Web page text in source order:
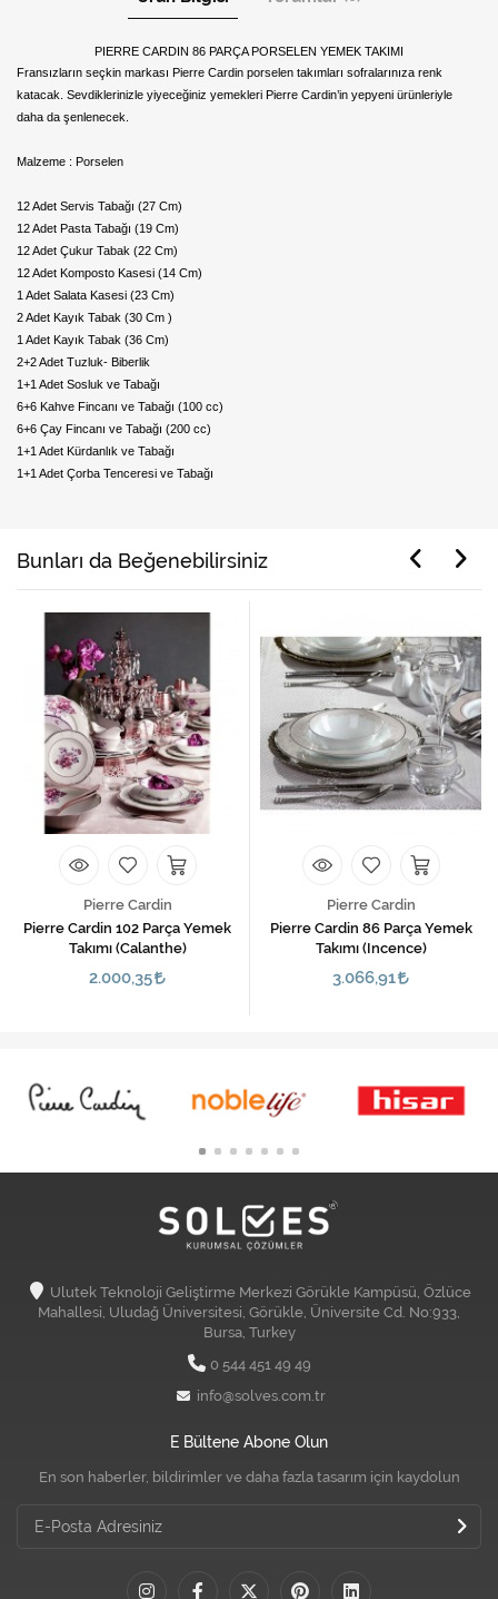
PIERRE CARDIN 86 PARÇA PORSELEN YEMEK TAKIMI
Fransızların seçkin markası Pierre Cardin porselen takımları sofralarınıza renk
katacak. Sevdiklerinizle yiyeceğiniz yemekleri Pierre Cardin’in yepyeni ürünleriyle
daha da şenlenecek.
Malzeme : Porselen
12 Adet Servis Tabağı (27 Cm)
12 Adet Pasta Tabağı (19 Cm)
12 Adet Çukur Tabak (22 Cm)
12 Adet Komposto Kasesi (14 Cm)
1 Adet Salata Kasesi (23 Cm)
2 Adet Kayık Tabak (30 Cm )
1 Adet Kayık Tabak (36 Cm)
2+2 Adet Tuzluk- Biberlik
1+1 Adet Sosluk ve Tabağı
6+6 Kahve Fincanı ve Tabağı (100 cc)
6+6 Çay Fincanı ve Tabağı (200 cc)
1+1 Adet Kürdanlık ve Tabağı
1+1 Adet Çorba Tenceresi ve Tabağı
Bunları da Beğenebilirsiniz
Pierre Cardin
Pierre Cardin 102 Parça Yemek
Takımı (Calanthe)
2.000,35
Pierre Cardin
Pierre Cardin 86 Parça Yemek
Takımı (Incence)
3.066,91
Ulutek Teknoloji Geliştirme Merkezi Görükle Kampüsü, Özlüce
Mahallesi, Uludağ Üniversitesi, Görükle, Üniversite Cd. No:933,
Bursa, Turkey
0 544 451 49 49
info@solves.com.tr
E Bültene Abone Olun
En son haberler, bildirimler ve daha fazla tasarım için kaydolun